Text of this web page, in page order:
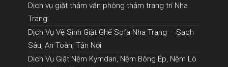
Dịch vụ giặt thảm văn phòng thảm trang trí Nha
Trang
Dịch Vụ Vệ Sinh Giặt Ghế Sofa Nha Trang – Sạch
Sâu, An Toàn, Tận Nơi
Dịch Vụ Giặt Nệm Kymdan, Nệm Bông Ép, Nệm Lò